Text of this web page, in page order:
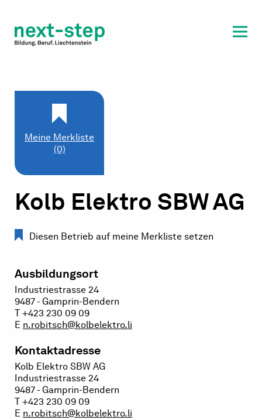
Beratung & Unterstützung
Kolb Elektro SBW AG
Diesen Betrieb auf meine Merkliste setzen
Ausbildungsort
Industriestrasse 24
9487 - Gamprin-Bendern
T +423 230 09 09
E n.robitsch@kolbelektro.li
Kontaktadresse
Kolb Elektro SBW AG
Industriestrasse 24
9487 - Gamprin-Bendern
T +423 230 09 09
E n.robitsch@kolbelektro.li
Meine Merkliste
(0)